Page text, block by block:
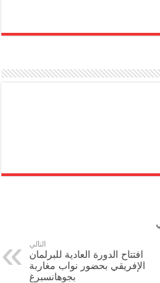
التالي
افتتاح الدورة العادية للبرلمان
الإفريقي بحضور نواب مغاربة
بجوهانسبرغ